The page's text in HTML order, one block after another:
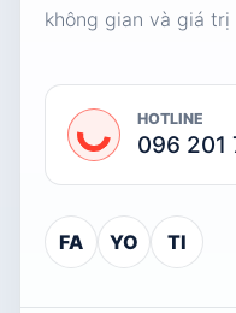
không gian và giá trị
HOTLINE
096 201
FA YO TI